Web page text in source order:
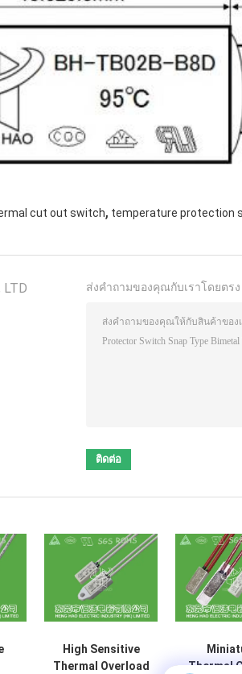
cut out switch, temperature protection
LTD ส่งคำถามของคุณกับเราโดยตรง
High Sensitive
Thermal Overload
Thermal